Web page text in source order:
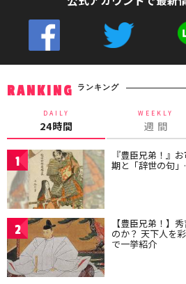
RANKING ランキング
DAILY
24時間
WEEKLY
週 間
1 『豊臣兄弟！』
期と「辞世の句
2 【豊臣兄弟！】
のか？ 天下人を
で一挙紹介